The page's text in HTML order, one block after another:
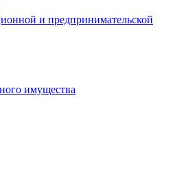
и предпринимательской
имущества